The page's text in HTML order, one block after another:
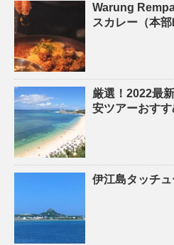
Warung
スカレー（本部
厳選！2022最
安ツアーおすす
伊江島タッチ